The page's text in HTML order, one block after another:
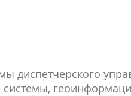
диспетчерского